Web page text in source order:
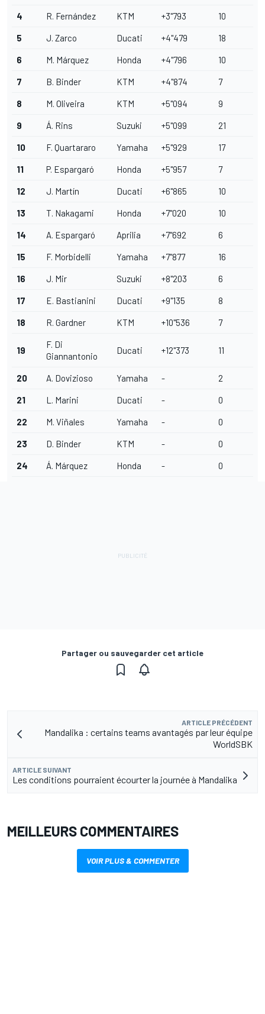
4 R. Fernández KTM +3"793 10
5 J. Zarco Ducati +4"479 18
6 M. Márquez Honda +4"796 10
7 B. Binder KTM +4"874 7
8 M. Oliveira KTM +5"094 9
9 Á. Rins Suzuki +5"099 21
10 F. Quartararo Yamaha +5"929 17
11 P. Espargaró Honda +5"957 7
12 J. Martín Ducati +6"865 10
13 T. Nakagami Honda +7"020 10
14 A. Espargaró Aprilia +7"692 6
15 F. Morbidelli Yamaha +7"877 16
16 J. Mir Suzuki +8"203 6
17 E. Bastianini Ducati +9"135 8
18 R. Gardner KTM +10"536 7
19
F. Di
Giannantonio
Ducati +12"373 11
20 A. Dovizioso Yamaha - 2
21 L. Marini Ducati - 0
22 M. Viñales Yamaha - 0
23 D. Binder KTM - 0
24 Á. Márquez Honda - 0
Partager ou sauvegarder cet article
ARTICLE PRÉCÉDENT
Mandalika : certains teams avantagés par leur équipe
WorldSBK
ARTICLE SUIVANT
Les conditions pourraient écourter la journée à Mandalika
MEILLEURS COMMENTAIRES
VOIR PLUS & COMMENTER